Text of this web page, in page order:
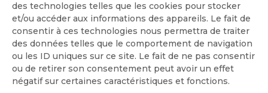
des technologies telles que les cookies pour stocker
et/ou accéder aux informations des appareils. Le fait de
consentir à ces technologies nous permettra de traiter
des données telles que le comportement de navigation
ou les ID uniques sur ce site. Le fait de ne pas consentir
ou de retirer son consentement peut avoir un effet
négatif sur certaines caractéristiques et fonctions.
Quotidienne
Hebdo
OK